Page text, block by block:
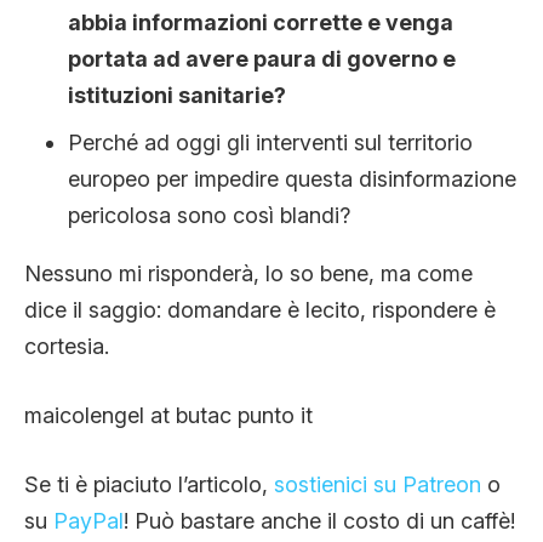
abbia informazioni corrette e venga
portata ad avere paura di governo e
istituzioni sanitarie?
Perché ad oggi gli interventi sul territorio
europeo per impedire questa disinformazione
pericolosa sono così blandi?
Nessuno mi risponderà, lo so bene, ma come
dice il saggio: domandare è lecito, rispondere è
cortesia.
maicolengel at butac punto it
Se ti è piaciuto l’articolo, sostienici su Patreon o
su PayPal! Può bastare anche il costo di un caffè!